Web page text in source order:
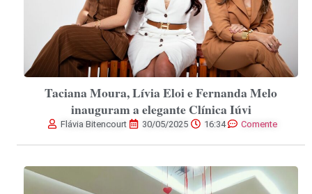
Taciana Moura, Lívia Eloi e Fernanda Melo
inauguram a elegante Clínica Iúvi
Flávia Bitencourt 30/05/2025 16:34 Comente